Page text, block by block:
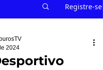
Registre-se
2024